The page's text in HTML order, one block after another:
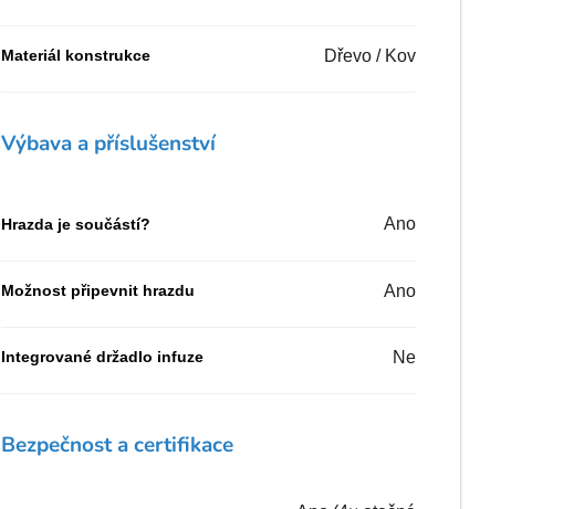
Materiál konstrukce Dřevo / Kov
Výbava a příslušenství
Hrazda je součástí? Ano
Možnost připevnit hrazdu Ano
Integrované držadlo infuze Ne
Bezpečnost a certifikace